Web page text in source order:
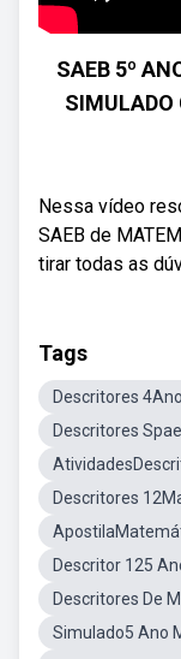
SAEB 5º
SIMULADO
Nessa vídeo
SAEB de
tirar todas as
Tags
Descritores
Descritores
Descritores
Descritor 125
Descritores De
Simulado5 Ano